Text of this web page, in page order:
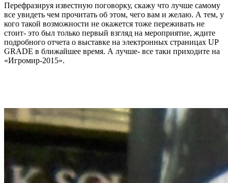
Перефразируя известную поговорку, скажу что лучше самому
все увидеть чем прочитать об этом, чего вам и желаю. А тем, у
кого такой возможности не окажется тоже переживать не
стоит- это был только первый взгляд на мероприятие, ждите
подробного отчета о выставке на электронных страницах UP
GRADE в ближайшее время. А лучше- все таки приходите на
«Игромир-2015».